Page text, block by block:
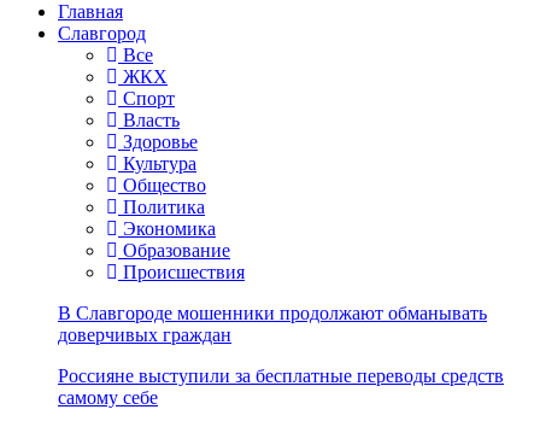
Главная
Славгород
Все
ЖКХ
Спорт
Власть
Здоровье
Культура
Общество
Политика
Экономика
Образование
Происшествия
В Славгороде мошенники продолжают обманывать
доверчивых граждан
Россияне выступили за бесплатные переводы средств
самому себе